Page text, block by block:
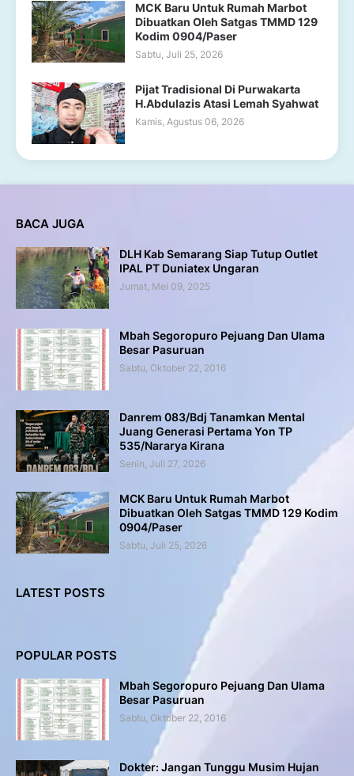
MCK Baru Untuk Rumah Marbot
Dibuatkan Oleh Satgas TMMD 129
Kodim 0904/Paser
Sabtu, Juli 25, 2026
Pijat Tradisional Di Purwakarta
H.Abdulazis Atasi Lemah Syahwat
Kamis, Agustus 06, 2026
BACA JUGA
DLH Kab Semarang Siap Tutup Outlet
IPAL PT Duniatex Ungaran
Jumat, Mei 09, 2025
Mbah Segoropuro Pejuang Dan Ulama
Besar Pasuruan
Sabtu, Oktober 22, 2016
Danrem 083/Bdj Tanamkan Mental
Juang Generasi Pertama Yon TP
535/Nararya Kirana
Senin, Juli 27, 2026
MCK Baru Untuk Rumah Marbot
Dibuatkan Oleh Satgas TMMD 129 Kodim
0904/Paser
Sabtu, Juli 25, 2026
LATEST POSTS
POPULAR POSTS
Mbah Segoropuro Pejuang Dan Ulama
Besar Pasuruan
Sabtu, Oktober 22, 2016
Dokter: Jangan Tunggu Musim Hujan